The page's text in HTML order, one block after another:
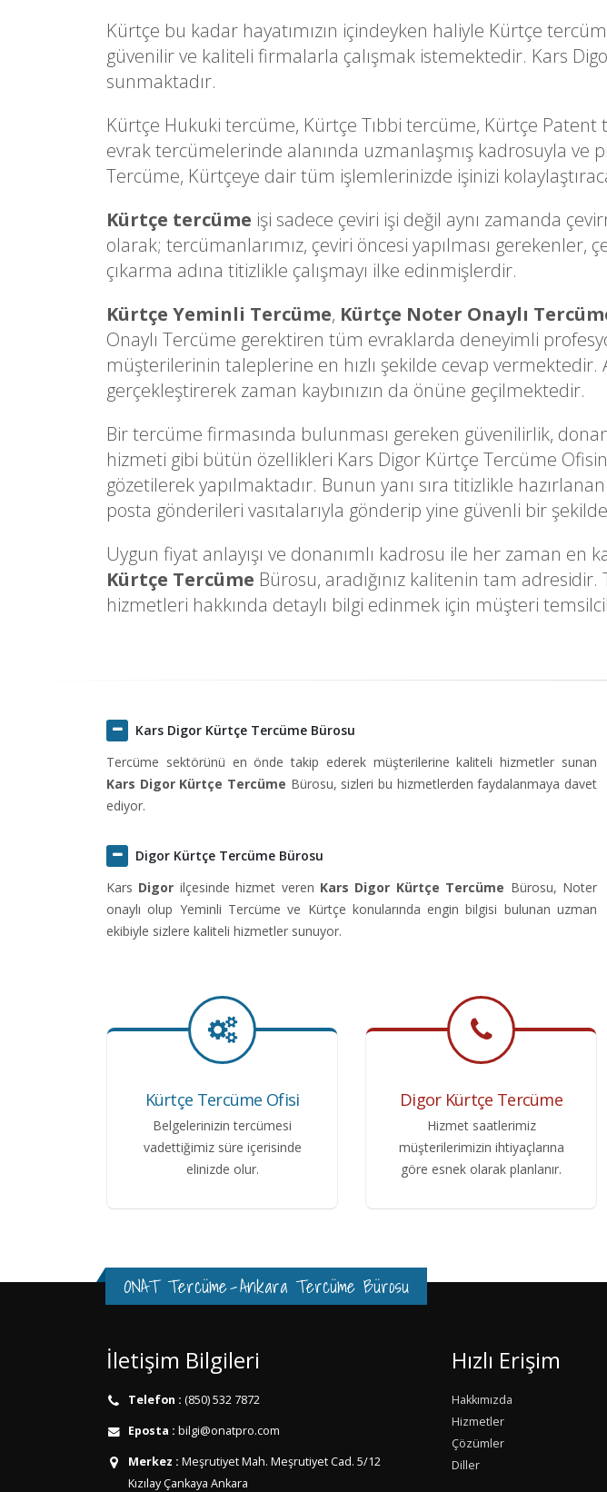
Kürtçe bu kadar hayatımızın içindeyken haliyle Kürtçe
güvenilir ve kaliteli firmalarla çalışmak istemektedir. Kars
sunmaktadır.
Kürtçe Hukuki tercüme, Kürtçe Tıbbi tercüme, Kürtçe
evrak tercümelerinde alanında uzmanlaşmış kadrosuyla ve
Tercüme, Kürtçeye dair tüm işlemlerinizde işinizi
Kürtçe tercüme işi sadece çeviri işi değil aynı zamanda
olarak; tercümanlarımız, çeviri öncesi yapılması
çıkarma adına titizlikle çalışmayı ilke edinmişlerdir.
Kürtçe Yeminli Tercüme, Kürtçe Noter Onaylı
Onaylı Tercüme gerektiren tüm evraklarda deneyimli
müşterilerinin taleplerine en hızlı şekilde cevap vermektedir.
gerçekleştirerek zaman kaybınızın da önüne geçilmektedir.
Bir tercüme firmasında bulunması gereken güvenilirlik,
hizmeti gibi bütün özellikleri Kars Digor Kürtçe Tercüme
gözetilerek yapılmaktadır. Bunun yanı sıra titizlikle
posta gönderileri vasıtalarıyla gönderip yine güvenli bir
Uygun fiyat anlayışı ve donanımlı kadrosu ile her zaman en
Kürtçe Tercüme Bürosu, aradığınız kalitenin tam
hizmetleri hakkında detaylı bilgi edinmek için müşteri
Kars Digor Kürtçe Tercüme Bürosu
Tercüme sektörünü en önde takip ederek müşterilerine kaliteli hizmetler sunan
Kars Digor Kürtçe Tercüme Bürosu, sizleri bu hizmetlerden faydalanmaya davet
ediyor.
Digor Kürtçe Tercüme Bürosu
Kars Digor ilçesinde hizmet veren Kars Digor Kürtçe Tercüme Bürosu, Noter
onaylı olup Yeminli Tercüme ve Kürtçe konularında engin bilgisi bulunan uzman
ekibiyle sizlere kaliteli hizmetler sunuyor.
Kürtçe Tercüme Ofisi
Belgelerinizin tercümesi
vadettiğimiz süre içerisinde
elinizde olur.
Digor Kürtçe Tercüme
Hizmet saatlerimiz
müşterilerimizin ihtiyaçlarına
göre esnek olarak planlanır.
ONAT Tercüme-Ankara Tercüme Bürosu
İletişim Bilgileri
Telefon : (850) 532 7872
Eposta : bilgi@onatpro.com
Merkez : Meşrutiyet Mah. Meşrutiyet Cad. 5/12
Kızılay Çankaya Ankara
Hızlı Erişim
Hakkımızda
Hizmetler
Çözümler
Diller